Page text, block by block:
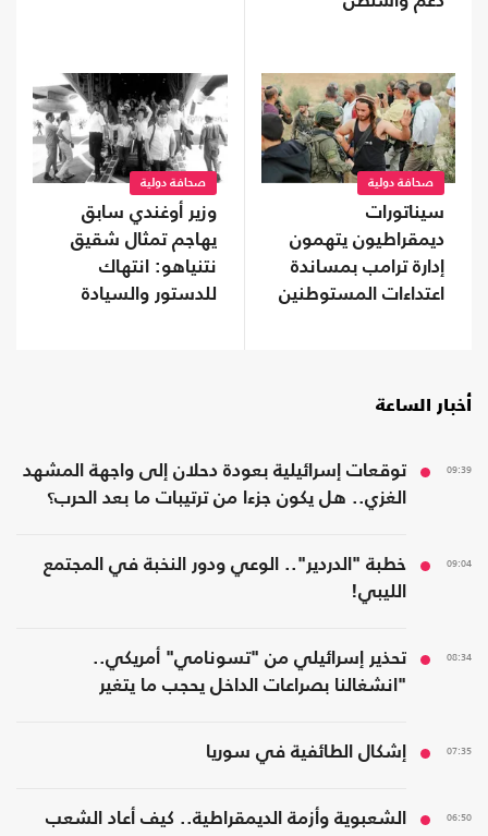
صحافة دولية
سيناتورات
ديمقراطيون يتهمون
إدارة ترامب بمساندة
اعتداءات المستوطنين
صحافة دولية
وزير أوغندي سابق
يهاجم تمثال شقيق
نتنياهو: انتهاك
للدستور والسيادة
أخبار الساعة
09:39
توقعات إسرائيلية بعودة دحلان إلى واجهة المشهد
الغزي.. هل يكون جزءا من ترتيبات ما بعد الحرب؟
09:04
خطبة "الدردير".. الوعي ودور النخبة في المجتمع
الليبي!
08:34
تحذير إسرائيلي من "تسونامي" أمريكي..
"انشغالنا بصراعات الداخل يحجب ما يتغير
07:35 إشكال الطائفية في سوريا
06:50
الشعبوية وأزمة الديمقراطية.. كيف أعاد الشعب